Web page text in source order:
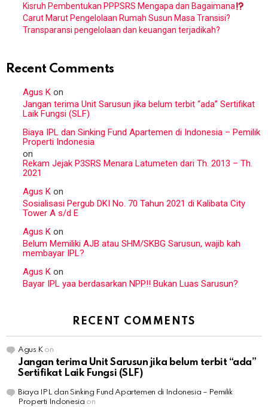
Kisruh Pembentukan PPPSRS Mengapa dan Bagaimana
Carut Marut Pengelolaan Rumah Susun Masa Transisi?
Transparansi pengelolaan dan keuangan terjadikah?
Recent Comments
Agus K on
Jangan terima Unit Sarusun jika belum terbit “ada” Sertifikat
Laik Fungsi (SLF)
Biaya IPL dan Sinking Fund Apartemen di Indonesia – Pemilik
Properti Indonesia
on
Rekam Jejak P3SRS Menara Latumeten dari Th. 2013 – Th.
2021
Agus K on
Sosialisasi Pergub DKI No. 70 Tahun 2021 di Kalibata City
Tower A s/d E
Agus K on
Belum Memiliki AJB atau SHM/SKBG Sarusun, wajib kah
membayar IPL?
Agus K on
Bayar IPL yaa berdasarkan NPP!! Bukan Luas Sarusun?
RECENT COMMENTS
Agus Kon
Jangan terima Unit Sarusun jika belum terbit “ada”
Sertifikat Laik Fungsi (SLF)
Biaya IPL dan Sinking Fund Apartemen di Indonesia – Pemilik
Properti Indonesia on